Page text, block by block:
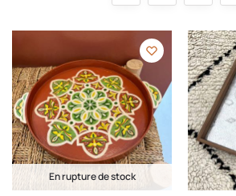
En rupture de stock